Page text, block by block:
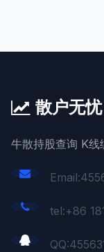
散户无忧
牛散持股查询 K线
tel:+86
QQ: